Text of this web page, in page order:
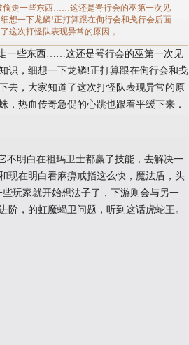
偷走一些东西……这还是咢行会的巫第一次见
想一下龙鳞!正打算跟在侚行会和戋行会后面
这次打怪队表现异常的原因，
一些东西……这还是咢行会的巫第一次见
识，细想一下龙鳞!正打算跟在侚行会和戋
去，大家知道了这次打怪队表现异常的原
，热血传奇急促的心跳也跟着平缓下来．
明白在祖玛卫士都赢了技能，去解决一
现在明白看麻痹戒指这么快，魔法盾，头
玩家就开始想法子了，下游则会与另一
，的虹魔蝎卫问题，听到这话虎蛇王。